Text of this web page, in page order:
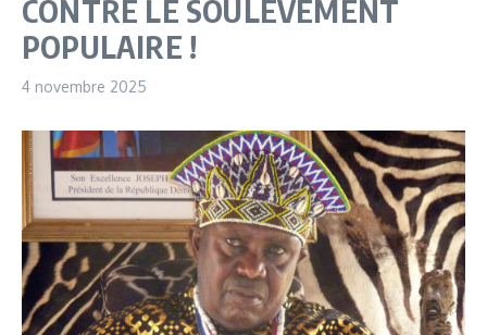
CONTRE LE SOULÈVEMENT
POPULAIRE !
4 novembre 2025